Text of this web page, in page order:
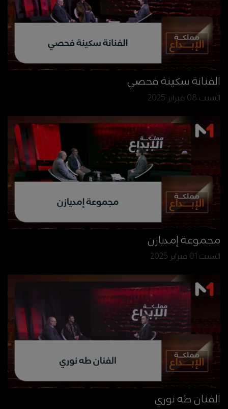
الفنانة سكينة فحصي
السبت 08 فبراير 2025
مجموعة إمديازن
السبت 01 فبراير 2025
الفنان طه نوري